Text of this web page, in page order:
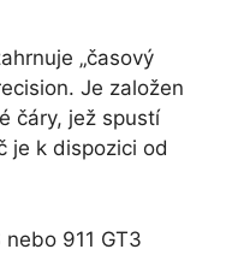
„časový
Je založen
čáry, jež spustí
je k dispozici od
911 GT3